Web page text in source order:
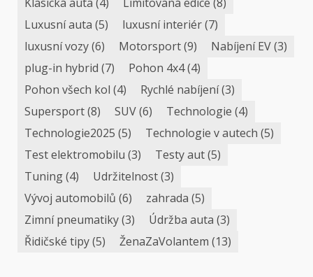
Klasická auta (4) Limitovaná edice (8)
Luxusní auta (5) luxusní interiér(7)
luxusní vozy(6) Motorsport(9) Nabíjení EV(3)
plug-in hybrid (7) Pohon 4x4(4)
Pohon všech kol (4) Rychlé nabíjení(3)
Supersport(8) SUV(6) Technologie (4)
Technologie2025 (5) Technologie v autech (5)
Test elektromobilu (3) Testy aut(5)
Tuning(4) Udržitelnost(3)
Vývoj automobilů (6) zahrada (5)
Zimní pneumatiky(3) Údržba auta (3)
Řidičské tipy(5) ŽenaZaVolantem (13)